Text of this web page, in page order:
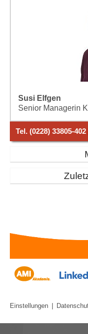
Susi Elfgen
Senior Managerin
Tel. (0228) 33805-
Einstellungen |